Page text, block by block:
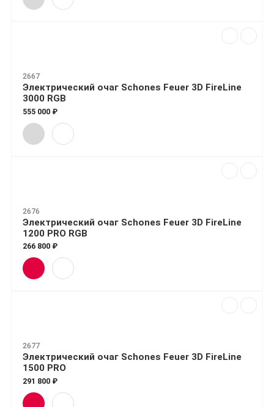
2667
Электрический очаг Schones Feuer 3D FireLine
3000 RGB
555 000 ₽
2676
Электрический очаг Schones Feuer 3D FireLine
1200 PRO RGB
266 800 ₽
2677
Электрический очаг Schones Feuer 3D FireLine
1500 PRO
291 800 ₽